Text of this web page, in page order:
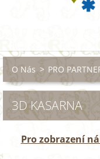
O Nás > PRO
3D KASARNA
Pro zobrazení